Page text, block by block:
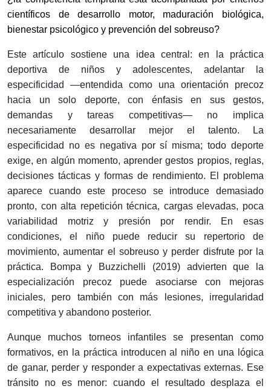
científicos de desarrollo motor, maduración biológica,
bienestar psicológico y prevención del sobreuso?
Este artículo sostiene una idea central: en la práctica
deportiva de niños y adolescentes, adelantar la
especificidad —entendida como una orientación precoz
hacia un solo deporte, con énfasis en sus gestos,
demandas y tareas competitivas— no implica
necesariamente desarrollar mejor el talento. La
especificidad no es negativa por sí misma; todo deporte
exige, en algún momento, aprender gestos propios, reglas,
decisiones tácticas y formas de rendimiento. El problema
aparece cuando este proceso se introduce demasiado
pronto, con alta repetición técnica, cargas elevadas, poca
variabilidad motriz y presión por rendir. En esas
condiciones, el niño puede reducir su repertorio de
movimiento, aumentar el sobreuso y perder disfrute por la
práctica. Bompa y Buzzichelli (2019) advierten que la
especialización precoz puede asociarse con mejoras
iniciales, pero también con más lesiones, irregularidad
competitiva y abandono posterior.
Aunque muchos torneos infantiles se presentan como
formativos, en la práctica introducen al niño en una lógica
de ganar, perder y responder a expectativas externas. Ese
tránsito no es menor: cuando el resultado desplaza el